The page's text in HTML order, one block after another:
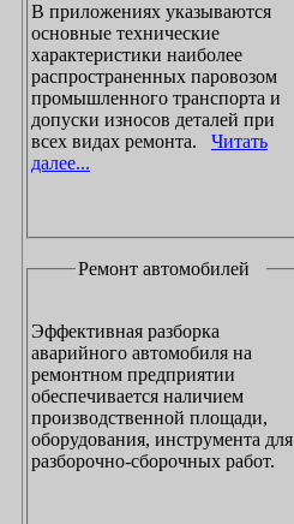
В приложениях указываются
основные технические
характеристики наиболее
распространенных паровозом
промышленного транспорта и
допуски износов деталей при
всех видах ремонта. Читать
далее...
Ремонт автомобилей
Эффективная разборка
аварийного автомобиля на
ремонтном предприятии
обеспечивается наличием
производственной площади,
оборудования, инструмента для
разборочно-сборочных работ.